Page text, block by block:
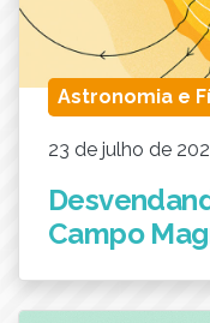
Astronomia e
23 de julho de
Campo